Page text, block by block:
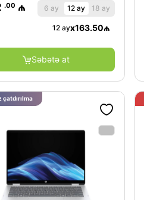
.00 ₼ 6 ay 12 ay 18 ay
12 ayx163.50₼
Səbətə at
çatdırılma